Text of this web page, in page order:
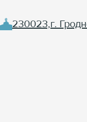
230023,г.